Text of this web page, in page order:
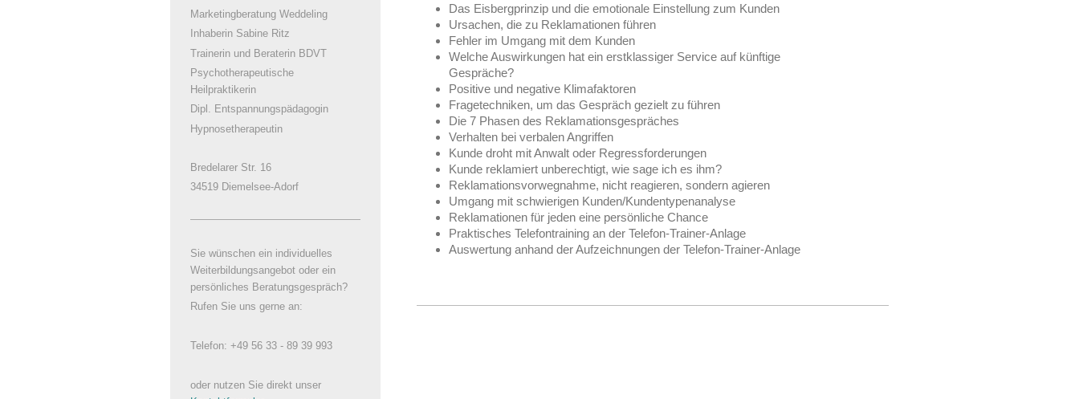
Das Eisbergprinzip und die emotionale Einstellung zum Kunden
Ursachen, die zu Reklamationen führen
Fehler im Umgang mit dem Kunden
Welche Auswirkungen hat ein erstklassiger Service auf künftige
Gespräche?
Positive und negative Klimafaktoren
Fragetechniken, um das Gespräch gezielt zu führen
Die 7 Phasen des Reklamationsgespräches
Verhalten bei verbalen Angriffen
Kunde droht mit Anwalt oder Regressforderungen
Kunde reklamiert unberechtigt, wie sage ich es ihm?
Reklamationsvorwegnahme, nicht reagieren, sondern agieren
Umgang mit schwierigen Kunden/Kundentypenanalyse
Reklamationen für jeden eine persönliche Chance
Praktisches Telefontraining an der Telefon-Trainer-Anlage
Auswertung anhand der Aufzeichnungen der Telefon-Trainer-Anlage
Marketingberatung Weddeling
Inhaberin Sabine Ritz
Trainerin und Beraterin BDVT
Psychotherapeutische
Heilpraktikerin
Dipl. Entspannungspädagogin
Hypnosetherapeutin
Bredelarer Str. 16
34519 Diemelsee-Adorf
Sie wünschen ein individuelles
Weiterbildungsangebot oder ein
persönliches Beratungsgespräch?
Rufen Sie uns gerne an:
Telefon: +49 56 33 - 89 39 993
oder nutzen Sie direkt unser